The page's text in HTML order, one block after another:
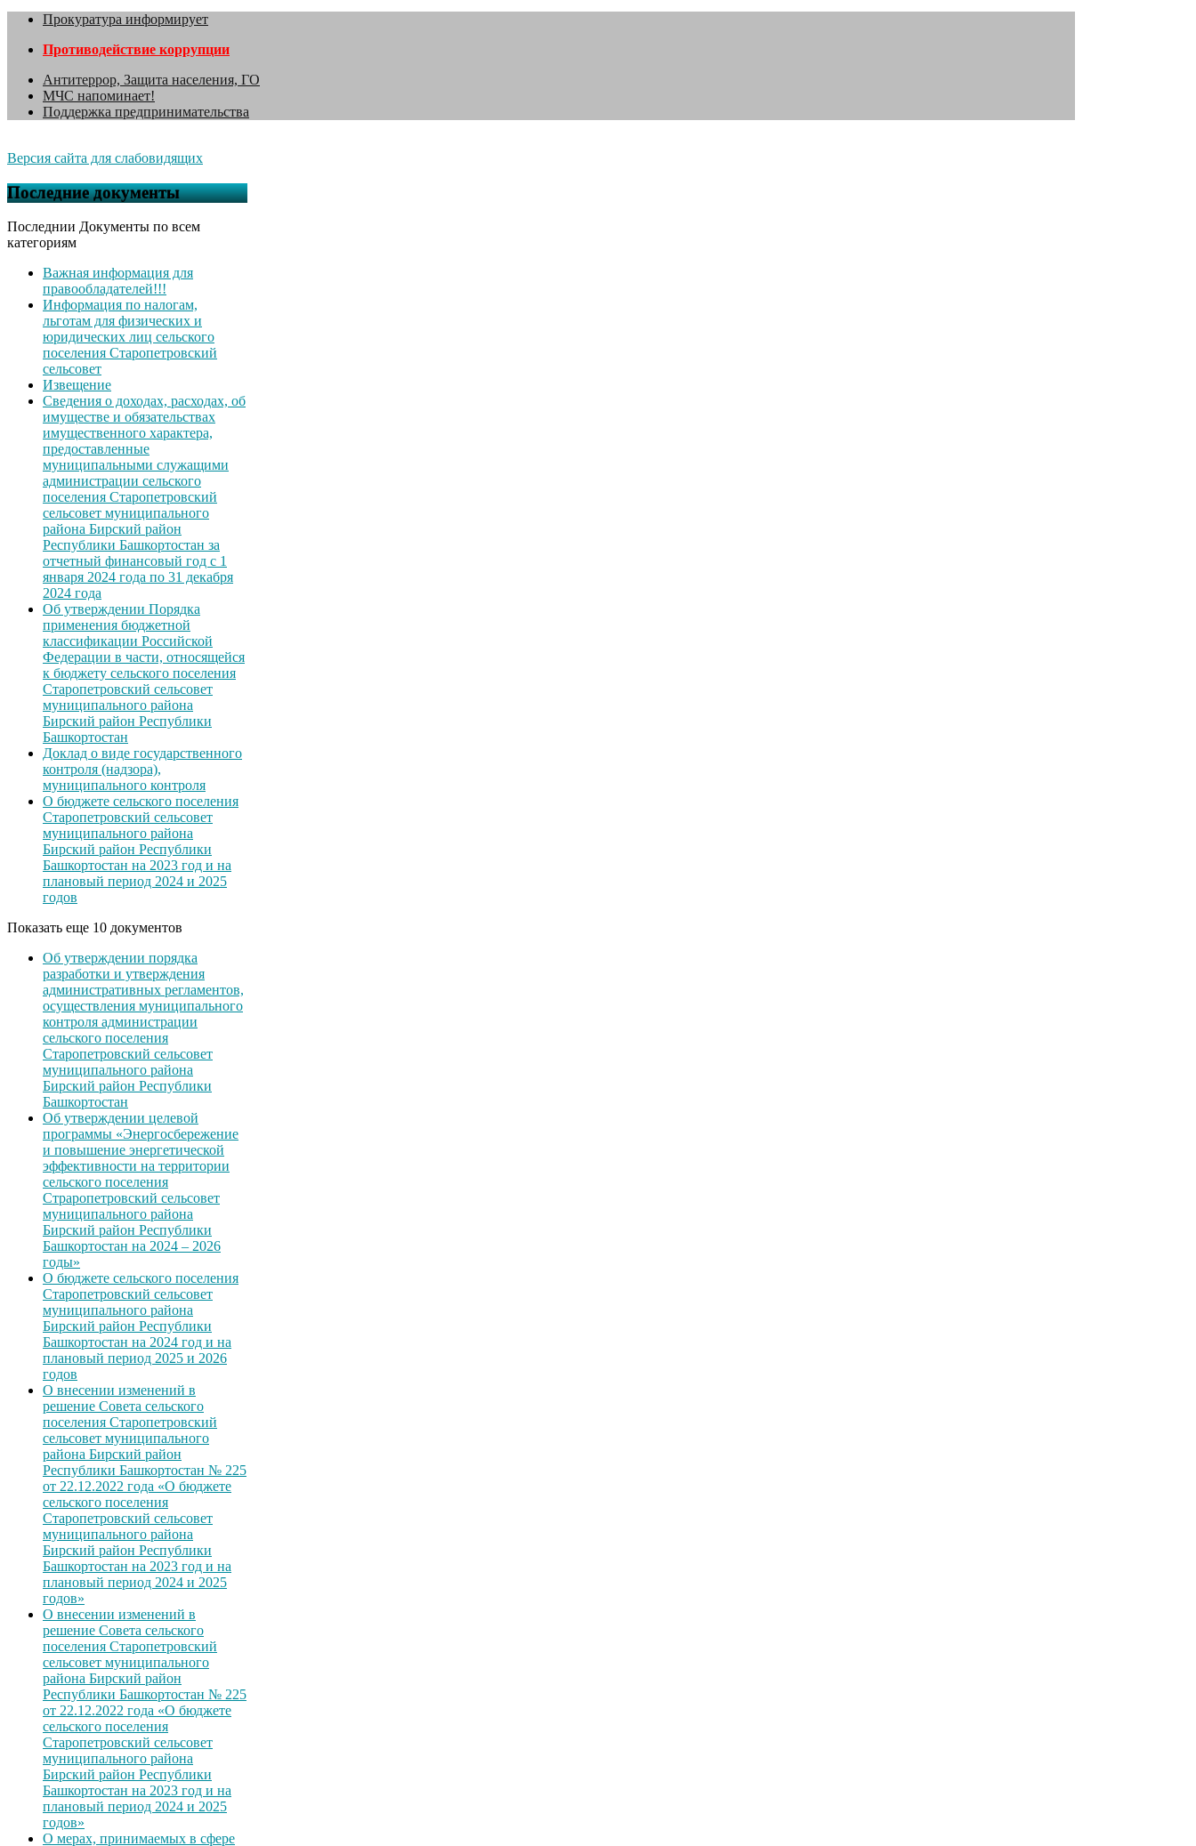
Прокуратура информирует
Противодействие коррупции
Антитеррор, Защита населения, ГО
МЧС напоминает!
Поддержка предпринимательства
Версия сайта для слабовидящих
Последние документы
Последнии Документы по всем
категориям
Важная информация для
правообладателей!!!
Информация по налогам,
льготам для физических и
юридических лиц сельского
поселения Старопетровский
сельсовет
Извещение
Сведения о доходах, расходах, об
имуществе и обязательствах
имущественного характера,
предоставленные
муниципальными служащими
администрации сельского
поселения Старопетровский
сельсовет муниципального
района Бирский район
Республики Башкортостан за
отчетный финансовый год с 1
января 2024 года по 31 декабря
2024 года
Об утверждении Порядка
применения бюджетной
классификации Российской
Федерации в части, относящейся
к бюджету сельского поселения
Старопетровский сельсовет
муниципального района
Бирский район Республики
Башкортостан
Доклад о виде государственного
контроля (надзора),
муниципального контроля
О бюджете сельского поселения
Старопетровский сельсовет
муниципального района
Бирский район Республики
Башкортостан на 2023 год и на
плановый период 2024 и 2025
годов
Показать еще 10 документов
Об утверждении порядка
разработки и утверждения
административных регламентов,
осуществления муниципального
контроля администрации
сельского поселения
Старопетровский сельсовет
муниципального района
Бирский район Республики
Башкортостан
Об утверждении целевой
программы «Энергосбережение
и повышение энергетической
эффективности на территории
сельского поселения
Страропетровский сельсовет
муниципального района
Бирский район Республики
Башкортостан на 2024 – 2026
годы»
О бюджете сельского поселения
Старопетровский сельсовет
муниципального района
Бирский район Республики
Башкортостан на 2024 год и на
плановый период 2025 и 2026
годов
О внесении изменений в
решение Совета сельского
поселения Старопетровский
сельсовет муниципального
района Бирский район
Республики Башкортостан № 225
от 22.12.2022 года «О бюджете
сельского поселения
Старопетровский сельсовет
муниципального района
Бирский район Республики
Башкортостан на 2023 год и на
плановый период 2024 и 2025
годов»
О внесении изменений в
решение Совета сельского
поселения Старопетровский
сельсовет муниципального
района Бирский район
Республики Башкортостан № 225
от 22.12.2022 года «О бюджете
сельского поселения
Старопетровский сельсовет
муниципального района
Бирский район Республики
Башкортостан на 2023 год и на
плановый период 2024 и 2025
годов»
О мерах, принимаемых в сфере